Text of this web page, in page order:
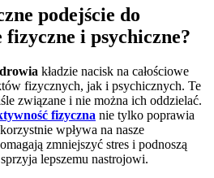
podejście do
i psychiczne?
kładzie nacisk na całościowe
fizycznych, jak i psychicznych. Te
związane i nie można ich oddzielać.
fizyczna nie tylko poprawia
wpływa na nasze
zmniejszyć stres i podnoszą
lepszemu nastrojowi.